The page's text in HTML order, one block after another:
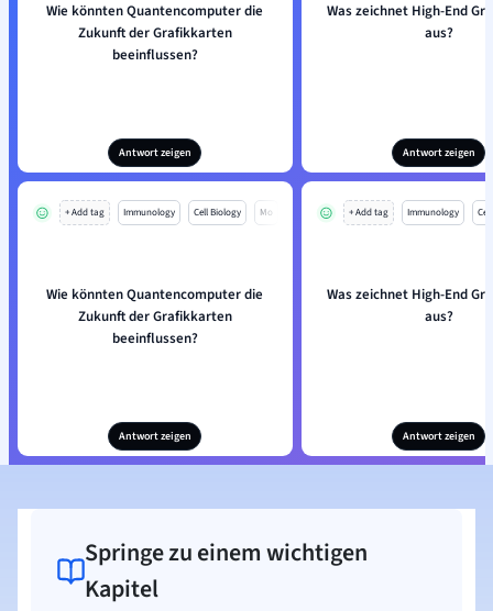
Wie könnten Quantencomputer die
Zukunft der Grafikkarten
beeinflussen?
Antwort zeigen
Was zeichnet High-End
aus?
Antwort zeigen
+ Add tag Immunology Cell Biology Mo
Wie könnten Quantencomputer die
Zukunft der Grafikkarten
beeinflussen?
Antwort zeigen
+ Add tag Immunology
Was zeichnet High-End
aus?
Antwort zeigen
Springe zu einem wichtigen
Kapitel